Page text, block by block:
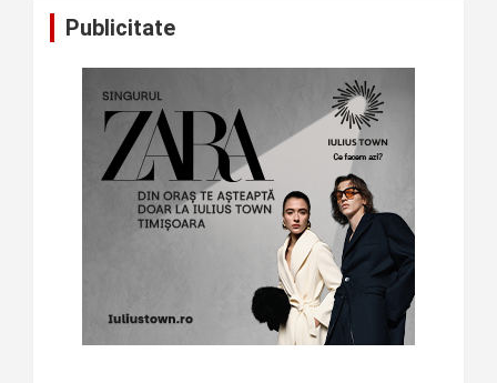
Publicitate